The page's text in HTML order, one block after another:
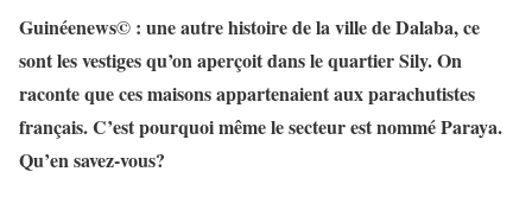
Guinéenews© : une autre histoire de la ville de Dalaba, ce
sont les vestiges qu’on aperçoit dans le quartier Sily. On
raconte que ces maisons appartenaient aux parachutistes
français. C’est pourquoi même le secteur est nommé Paraya.
Qu’en savez-vous?